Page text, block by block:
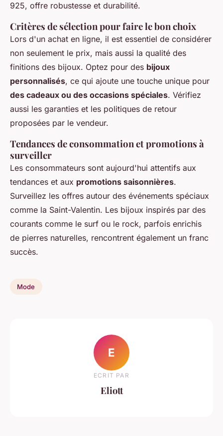
925, offre robustesse et durabilité.
Critères de sélection pour faire le bon choix
Lors d'un achat en ligne, il est essentiel de considérer
non seulement le prix, mais aussi la qualité des
finitions des bijoux. Optez pour des bijoux
personnalisés, ce qui ajoute une touche unique pour
des cadeaux ou des occasions spéciales. Vérifiez
aussi les garanties et les politiques de retour
proposées par le vendeur.
Tendances de consommation et promotions à
surveiller
Les consommateurs sont aujourd'hui attentifs aux
tendances et aux promotions saisonnières.
Surveillez les offres autour des événements spéciaux
comme la Saint-Valentin. Les bijoux inspirés par des
courants comme le surf ou le rock, parfois enrichis
de pierres naturelles, rencontrent également un franc
succès.
Mode
E
ECRIT PAR
Eliott